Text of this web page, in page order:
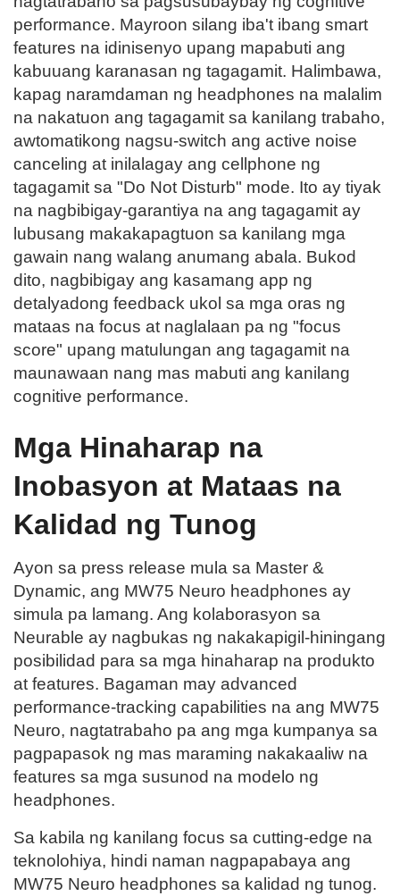
performance. Mayroon silang iba't ibang smart
features na idinisenyo upang mapabuti ang
kabuuang karanasan ng tagagamit. Halimbawa,
kapag naramdaman ng headphones na malalim
na nakatuon ang tagagamit sa kanilang trabaho,
awtomatikong nagsu-switch ang active noise
canceling at inilalagay ang cellphone ng
tagagamit sa "Do Not Disturb" mode. Ito ay tiyak
na nagbibigay-garantiya na ang tagagamit ay
lubusang makakapagtuon sa kanilang mga
gawain nang walang anumang abala. Bukod
dito, nagbibigay ang kasamang app ng
detalyadong feedback ukol sa mga oras ng
mataas na focus at naglalaan pa ng "focus
score" upang matulungan ang tagagamit na
maunawaan nang mas mabuti ang kanilang
cognitive performance.
Mga Hinaharap na
Inobasyon at Mataas na
Kalidad ng Tunog
Ayon sa press release mula sa Master &
Dynamic, ang MW75 Neuro headphones ay
simula pa lamang. Ang kolaborasyon sa
Neurable ay nagbukas ng nakakapigil-hiningang
posibilidad para sa mga hinaharap na produkto
at features. Bagaman may advanced
performance-tracking capabilities na ang MW75
Neuro, nagtatrabaho pa ang mga kumpanya sa
pagpapasok ng mas maraming nakakaaliw na
features sa mga susunod na modelo ng
headphones.
Sa kabila ng kanilang focus sa cutting-edge na
teknolohiya, hindi naman nagpapabaya ang
MW75 Neuro headphones sa kalidad ng tunog.